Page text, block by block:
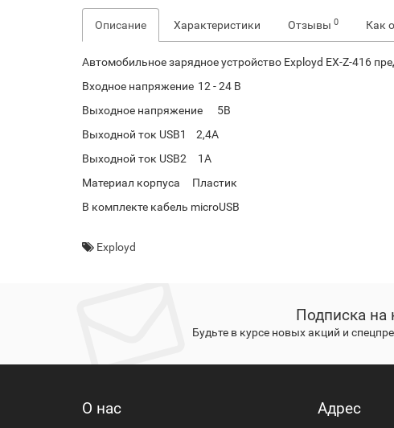
Описание Характеристики Отзывы 0 Как
Автомобильное зарядное устройство Exployd EX-Z-416
Входное напряжение 12 - 24 В
Выходное напряжение
5В
Выходной ток USB1 2,4А
Выходной ток USB2
1А
Материал корпуса Пластик
В комплекте кабель microUSB
Exployd
Подписка на
Будьте в курсе новых акций и
О нас Адрес